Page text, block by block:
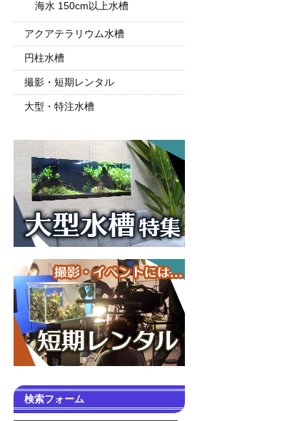
海水 150cm以上水槽
アクアテラリウム水槽
円柱水槽
撮影・短期レンタル
大型・特注水槽
検索フォーム